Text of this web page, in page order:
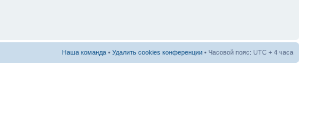
Наша команда • Удалить cookies конференции • Часовой пояс: UTC + 4 часа